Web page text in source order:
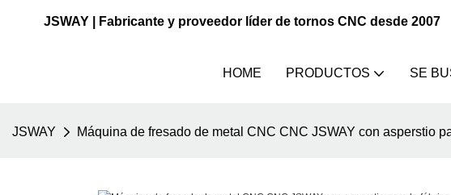
JSWAY | Fabricante y proveedor líder de tornos CNC desde 2007
HOME PRODUCTOS SE
JSWAY Máquina de fresado de metal CNC CNC JSWAY con asperstio